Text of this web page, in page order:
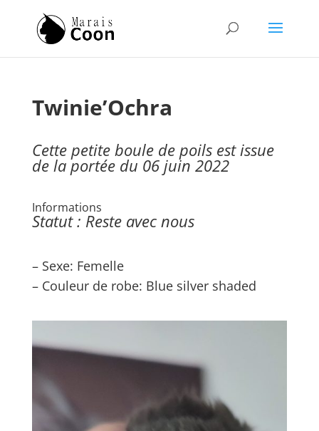
Twinie’Ochra
Cette petite boule de poils est issue
de la portée du 06 juin 2022
Informations
Statut : Reste avec nous
– Sexe: Femelle
– Couleur de robe: Blue silver shaded